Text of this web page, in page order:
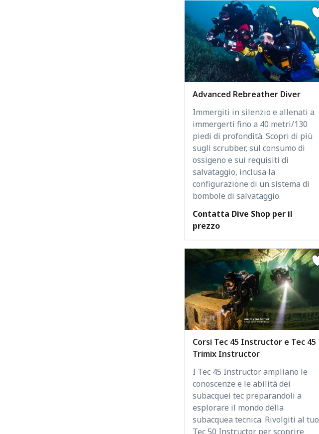
Advanced Rebreather Diver
Immergiti in silenzio e allenati a
immergerti fino a 40 metri/130
piedi di profondità. Scopri di più
sugli scrubber, sul consumo di
ossigeno e sui requisiti di
salvataggio, inclusa la
configurazione di un sistema di
bombole di salvataggio.
Contatta Dive Shop per il
prezzo
Corsi Tec 45 Instructor e Tec 45
Trimix Instructor
I Tec 45 Instructor ampliano le
conoscenze e le abilità dei
subacquei tec preparandoli a
esplorare il mondo della
subacquea tecnica. Rivolgiti al tuo
Tec 50 Instructor per scoprire